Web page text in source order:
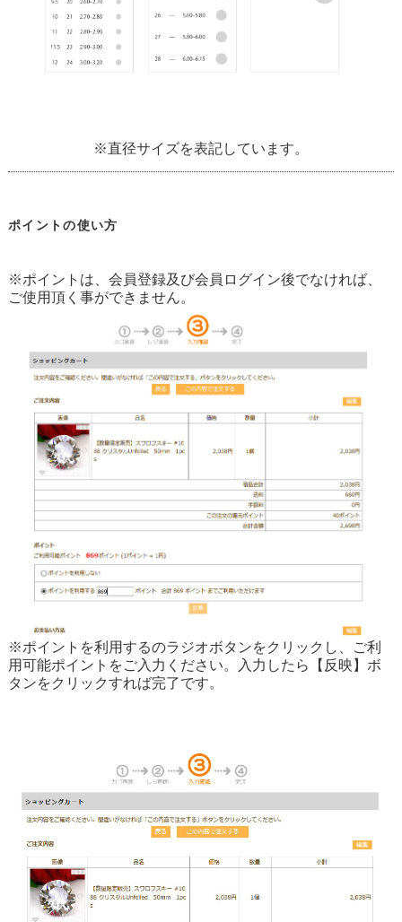
※直径サイズを表記しています。
ポイントの使い方
※ポイントは、会員登録及び会員ログイン後でなければ、
ご使用頂く事ができません。
※ポイントを利用するのラジオボタンをクリックし、ご利
用可能ポイントをご入力ください。入力したら【反映】ボ
タンをクリックすれば完了です。